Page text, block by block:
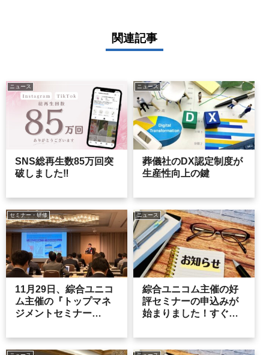
関連記事
ニュース
SNS総再生数85万回突
破しました‼
ニュース
葬儀社のDX認定制度が
生産性向上の鍵
セミナー・研修
11月29日、綜合ユニコ
ム主催の『トップマネ
ジメントセミナー
ニュース
綜合ユニコム主催の好
評セミナーの申込みが
始まりました！すぐに
し解説いたします。